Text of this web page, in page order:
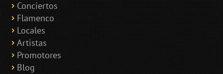
Conciertos
Flamenco
Locales
Artistas
Promotores
Blog